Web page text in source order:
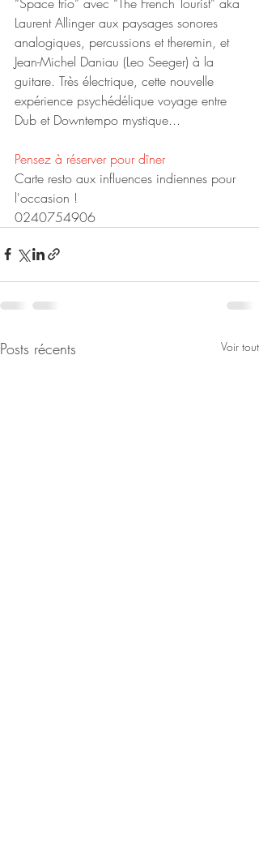
Laurent Allinger aux paysages sonores
analogiques, percussions et theremin, et
Jean-Michel Daniau (Leo Seeger) à la
guitare. Très électrique, cette nouvelle
expérience psychédélique voyage entre
Dub et Downtempo mystique...
Pensez à réserver pour dîner
Carte resto aux influences indiennes pour
l'occasion !
0240754906
Posts récents Voir tout